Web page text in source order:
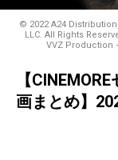
© 2022 A24
LLC. All Rights
VVZ Production
【
画まとめ】